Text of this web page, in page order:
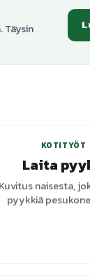
KOTITYÖT
Laita
Kuvitus naisesta,
pyykkiä